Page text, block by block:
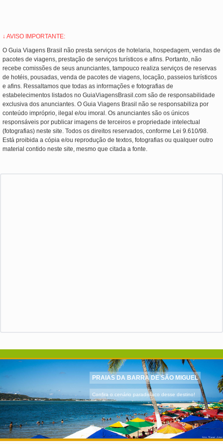
↓ AVISO IMPORTANTE:
O Guia Viagens Brasil não presta serviços de hotelaria, hospedagem, vendas de
pacotes de viagens, prestação de serviços turísticos e afins. Portanto, não
recebe comissões de seus anunciantes, tampouco realiza serviços de reservas
de hotéis, pousadas, venda de pacotes de viagens, locação, passeios turísticos
e afins. Ressaltamos que todas as informações e fotografias de
estabelecimentos listados no GuiaViagensBrasil.com são de responsabilidade
exclusiva dos anunciantes. O Guia Viagens Brasil não se responsabiliza por
conteúdo impróprio, ilegal e/ou imoral. Os anunciantes são os únicos
responsáveis por publicar imagens de terceiros e propriedade intelectual
(fotografias) neste site. Todos os direitos reservados, conforme Lei 9.610/98.
Está proibida a cópia e/ou reprodução de textos, fotografias ou qualquer outro
material contido neste site, mesmo que citada a fonte.
PRAIAS DA BARRA DE SÃO MIGUEL
Confira o cenário paradisíaco desse destino!